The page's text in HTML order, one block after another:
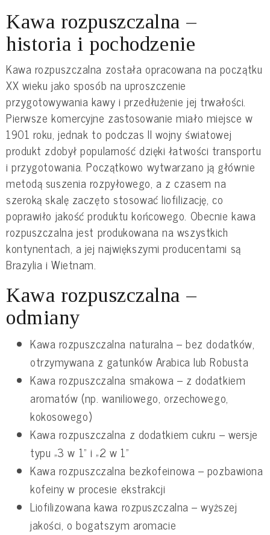
Kawa rozpuszczalna –
historia i pochodzenie
Kawa rozpuszczalna została opracowana na początku
XX wieku jako sposób na uproszczenie
przygotowywania kawy i przedłużenie jej trwałości.
Pierwsze komercyjne zastosowanie miało miejsce w
1901 roku, jednak to podczas II wojny światowej
produkt zdobył popularność dzięki łatwości transportu
i przygotowania. Początkowo wytwarzano ją głównie
metodą suszenia rozpyłowego, a z czasem na
szeroką skalę zaczęto stosować liofilizację, co
poprawiło jakość produktu końcowego. Obecnie kawa
rozpuszczalna jest produkowana na wszystkich
kontynentach, a jej największymi producentami są
Brazylia i Wietnam.
Kawa rozpuszczalna –
odmiany
Kawa rozpuszczalna naturalna – bez dodatków,
otrzymywana z gatunków Arabica lub Robusta
Kawa rozpuszczalna smakowa – z dodatkiem
aromatów (np. waniliowego, orzechowego,
kokosowego)
Kawa rozpuszczalna z dodatkiem cukru – wersje
typu „3 w 1” i „2 w 1”
Kawa rozpuszczalna bezkofeinowa – pozbawiona
kofeiny w procesie ekstrakcji
Liofilizowana kawa rozpuszczalna – wyższej
jakości, o bogatszym aromacie